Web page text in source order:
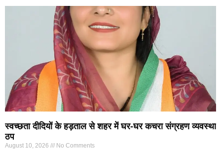
स्वच्छता दीदियों के हड़ताल से शहर में घर-घर कचरा संग्रहण व्यवस्था
ठप
August 10, 2026 No Comments